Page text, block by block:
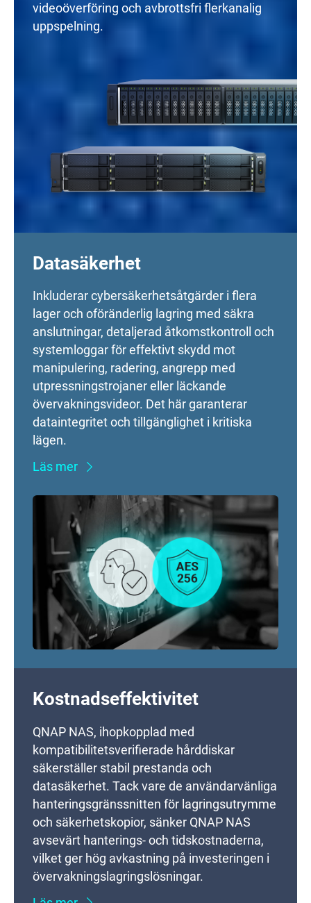
videoöverföring och avbrottsfri flerkanalig
uppspelning.
Datasäkerhet
Inkluderar cybersäkerhetsåtgärder i flera
lager och oföränderlig lagring med säkra
anslutningar, detaljerad åtkomstkontroll och
systemloggar för effektivt skydd mot
manipulering, radering, angrepp med
utpressningstrojaner eller läckande
övervakningsvideor. Det här garanterar
dataintegritet och tillgänglighet i kritiska
lägen.
Läs mer
Kostnadseffektivitet
QNAP NAS, ihopkopplad med
kompatibilitetsverifierade hårddiskar
säkerställer stabil prestanda och
datasäkerhet. Tack vare de användarvänliga
hanteringsgränssnitten för lagringsutrymme
och säkerhetskopior, sänker QNAP NAS
avsevärt hanterings- och tidskostnaderna,
vilket ger hög avkastning på investeringen i
övervakningslagringslösningar.